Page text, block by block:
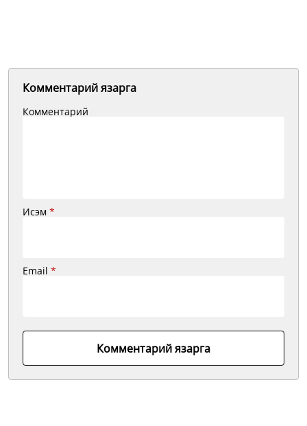
Комментарий язарга
Комментарий
Исэм *
Email *
Комментарий язарга